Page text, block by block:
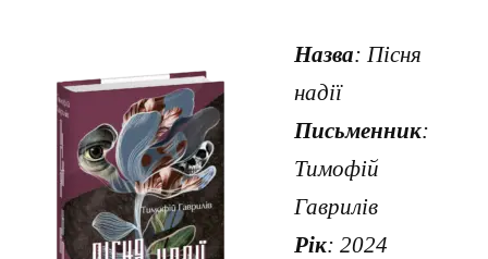
Назва: Пісня
надії
Письменник:
Тимофій
Гаврилів
Рік: 2024